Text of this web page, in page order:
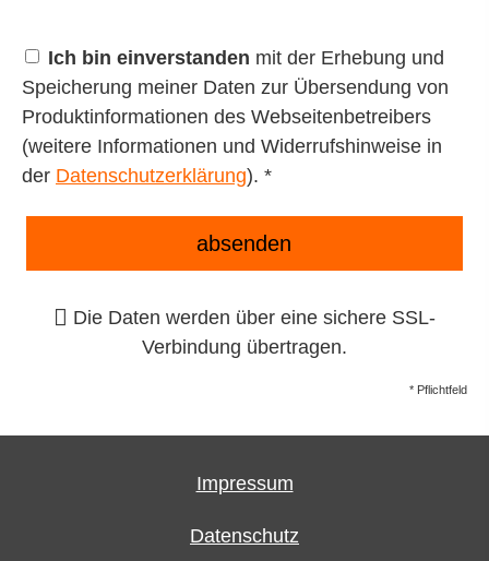
Ich bin einverstanden mit der Erhebung und
Speicherung meiner Daten zur Übersendung von
Produktinformationen des Webseitenbetreibers
(weitere Informationen und Widerrufshinweise in
der Datenschutzerklärung). *
absenden
Die Daten werden über eine sichere SSL-
Verbindung übertragen.
* Pflichtfeld
Impressum
Datenschutz